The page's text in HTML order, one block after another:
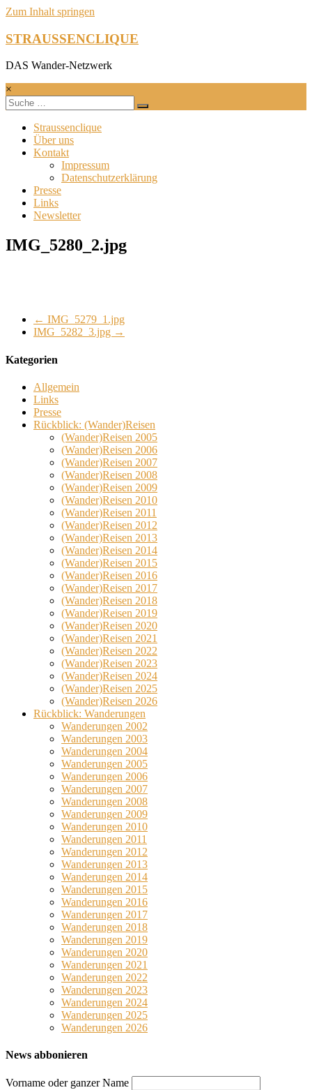
Zum Inhalt springen
STRAUSSENCLIQUE
DAS Wander-Netzwerk
×
Straussenclique
Über uns
Kontakt
Impressum
Datenschutzerklärung
Presse
Links
Newsletter
IMG_5280_2.jpg
← IMG_5279_1.jpg
IMG_5282_3.jpg →
Kategorien
Allgemein
Links
Presse
Rückblick: (Wander)Reisen
(Wander)Reisen 2005
(Wander)Reisen 2006
(Wander)Reisen 2007
(Wander)Reisen 2008
(Wander)Reisen 2009
(Wander)Reisen 2010
(Wander)Reisen 2011
(Wander)Reisen 2012
(Wander)Reisen 2013
(Wander)Reisen 2014
(Wander)Reisen 2015
(Wander)Reisen 2016
(Wander)Reisen 2017
(Wander)Reisen 2018
(Wander)Reisen 2019
(Wander)Reisen 2020
(Wander)Reisen 2021
(Wander)Reisen 2022
(Wander)Reisen 2023
(Wander)Reisen 2024
(Wander)Reisen 2025
(Wander)Reisen 2026
Rückblick: Wanderungen
Wanderungen 2002
Wanderungen 2003
Wanderungen 2004
Wanderungen 2005
Wanderungen 2006
Wanderungen 2007
Wanderungen 2008
Wanderungen 2009
Wanderungen 2010
Wanderungen 2011
Wanderungen 2012
Wanderungen 2013
Wanderungen 2014
Wanderungen 2015
Wanderungen 2016
Wanderungen 2017
Wanderungen 2018
Wanderungen 2019
Wanderungen 2020
Wanderungen 2021
Wanderungen 2022
Wanderungen 2023
Wanderungen 2024
Wanderungen 2025
Wanderungen 2026
News abbonieren
Vorname oder ganzer Name